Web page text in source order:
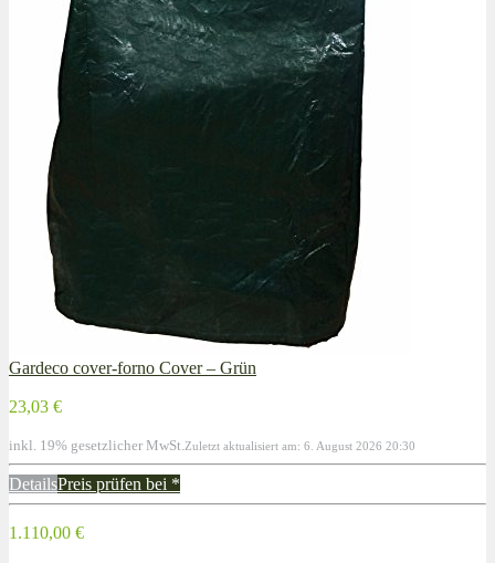
Gardeco cover-forno Cover – Grün
23,03 €
inkl. 19% gesetzlicher MwSt. Zuletzt aktualisiert am: 6. August 2026 20:30
DetailsPreis prüfen bei *
1.110,00 €